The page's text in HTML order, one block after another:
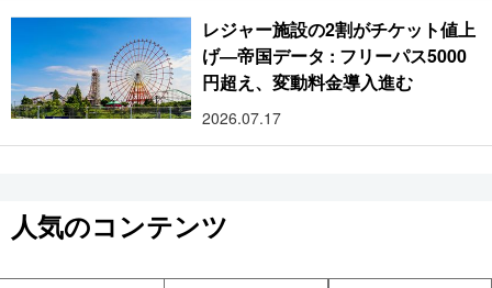
レジャー施設の2割がチケット値上
げ―帝国データ : フリーパス5000
円超え、変動料金導入進む
2026.07.17
人気のコンテンツ